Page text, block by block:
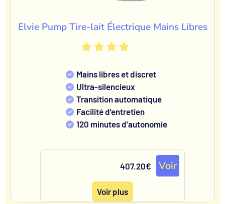
Elvie Pump Tire-lait Électrique Mains Libres
Mains libres et discret
Ultra-silencieux
Transition automatique
Facilité d'entretien
120 minutes d'autonomie
407.20€ Voir
Voir plus